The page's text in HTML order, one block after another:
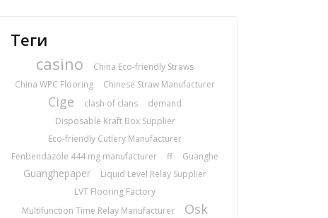
Теги
casino
China Eco-friendly Straws
China WPC Flooring
Chinese Straw Manufacturer
Cige clash of clans
demand
Disposable Kraft Box Supplier
Eco-friendly Cutlery Manufacturer
Fenbendazole 444 mg manufacturer
ff Guanghe
Guanghepaper
Liquid Level Relay Supplier
LVT Flooring Factory
Multifunction Time Relay Manufacturer
Osk